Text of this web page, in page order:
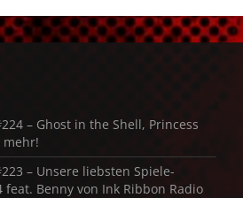
– Ghost in the Shell, Princess
mehr!
– Unsere liebsten Spiele-
feat. Benny von Ink Ribbon Radio